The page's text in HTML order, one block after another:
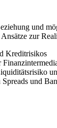
und
zur
Kreditrisikos
und